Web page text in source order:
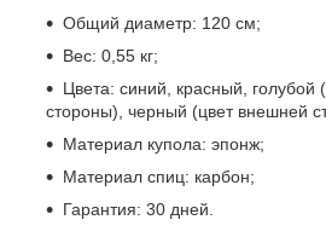
Общий диаметр: 120 см;
Вес: 0,55 кг;
Цвета: синий, красный, голубой
стороны), черный (цвет внешней
Материал купола: эпонж;
Материал спиц: карбон;
Гарантия: 30 дней.